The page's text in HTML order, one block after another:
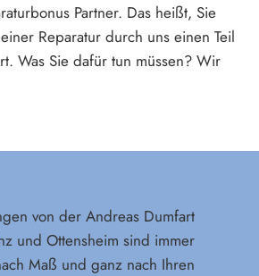
Partner. Das heißt, Sie
Reparatur durch uns einen Teil
Was Sie dafür tun müssen? Wir
von der Andreas Dumfart
und Ottensheim sind immer
Maß und ganz nach Ihren